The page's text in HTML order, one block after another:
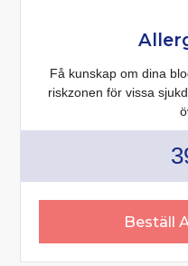
Få kunskap om dina
riskzonen för vissa
Beställ